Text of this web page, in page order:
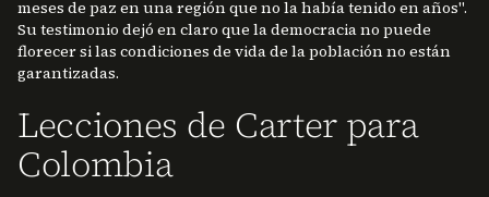
meses de paz en una región que no la había tenido en años".
Su testimonio dejó en claro que la democracia no puede
florecer si las condiciones de vida de la población no están
garantizadas.
Lecciones de Carter para
Colombia